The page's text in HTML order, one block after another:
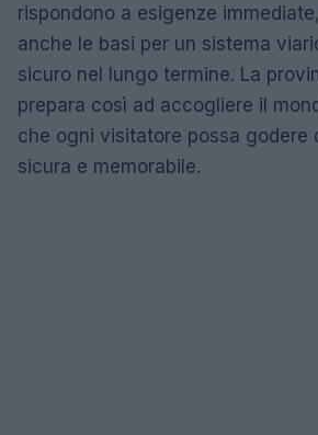
rispondono a esigenze
anche le basi per un sistema
sicuro nel lungo termine. La
prepara così ad accogliere il
che ogni visitatore possa godere
sicura e memorabile.